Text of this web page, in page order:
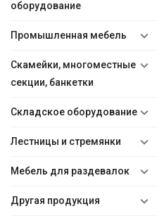
оборудование
Промышленная мебель
Скамейки, многоместные
секции, банкетки
Складское оборудование
Лестницы и стремянки
Мебель для раздевалок
Другая продукция